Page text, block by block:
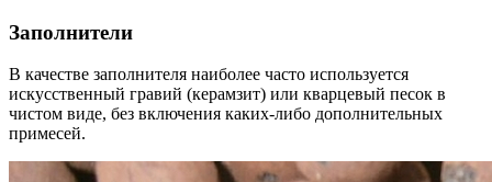
Заполнители
В качестве заполнителя наиболее часто используется
искусственный гравий (керамзит) или кварцевый песок в
чистом виде, без включения каких-либо дополнительных
примесей.